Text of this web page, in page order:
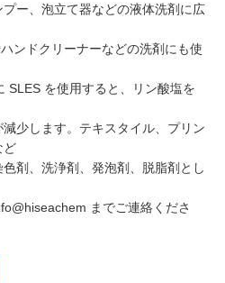
ー、泡立て器などの液体洗剤に広
ンドクリーナーなどの洗剤にも使
SLES を使用すると、リン酸塩を
少します。テキスタイル、プリン
ど
剤、洗浄剤、発泡剤、脱脂剤とし
までご連絡くださ